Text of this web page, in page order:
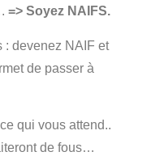
=> Soyez NAIFS.
: devenez NAIF et
de passer à
qui vous attend..
de fous…